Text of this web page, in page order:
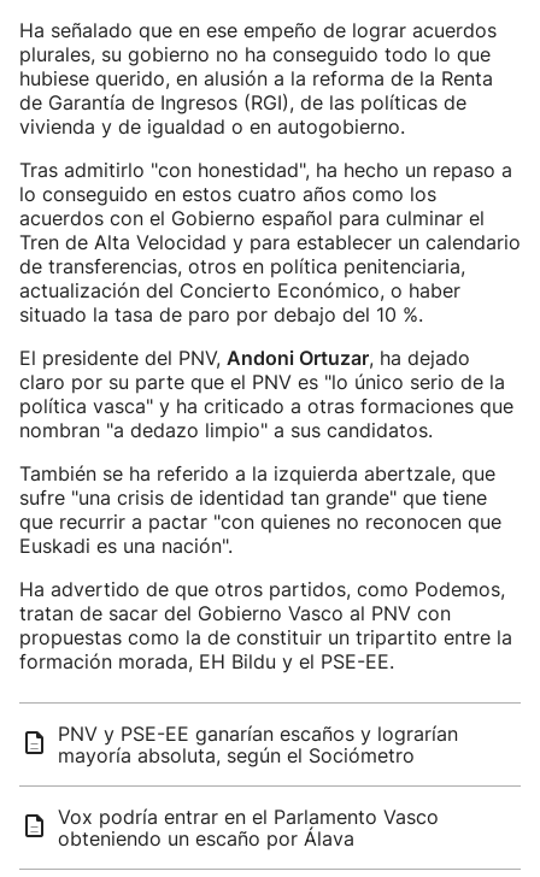
Ha señalado que en ese empeño de lograr acuerdos
plurales, su gobierno no ha conseguido todo lo que
hubiese querido, en alusión a la reforma de la Renta
de Garantía de Ingresos (RGI), de las políticas de
vivienda y de igualdad o en autogobierno.
Tras admitirlo "con honestidad", ha hecho un repaso a
lo conseguido en estos cuatro años como los
acuerdos con el Gobierno español para culminar el
Tren de Alta Velocidad y para establecer un calendario
de transferencias, otros en política penitenciaria,
actualización del Concierto Económico, o haber
situado la tasa de paro por debajo del 10 %.
El presidente del PNV, Andoni Ortuzar, ha dejado
claro por su parte que el PNV es "lo único serio de la
política vasca" y ha criticado a otras formaciones que
nombran "a dedazo limpio" a sus candidatos.
También se ha referido a la izquierda abertzale, que
sufre "una crisis de identidad tan grande" que tiene
que recurrir a pactar "con quienes no reconocen que
Euskadi es una nación".
Ha advertido de que otros partidos, como Podemos,
tratan de sacar del Gobierno Vasco al PNV con
propuestas como la de constituir un tripartito entre la
formación morada, EH Bildu y el PSE-EE.
PNV y PSE-EE ganarían escaños y lograrían
mayoría absoluta, según el Sociómetro
Vox podría entrar en el Parlamento Vasco
obteniendo un escaño por Álava